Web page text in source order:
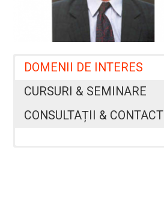
DOMENII DE INTERES
CURSURI & SEMINARE
CONSULTAȚII & CONTACT